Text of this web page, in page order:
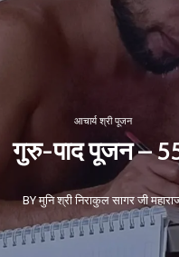
आचार्य श्री पूजन
गुरु-पाद पूजन –
BY मुनि श्री निराकुल सागर जी